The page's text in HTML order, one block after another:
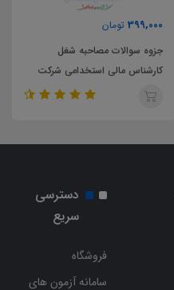
399,000
جزوه سوالات مصاحبه شغل
کارشناس امور فرهنگی استخدامی
شرکت شمساما کمیته امداد امام
دسترسی
سریع
فروشگاه
سامانه آزمون های